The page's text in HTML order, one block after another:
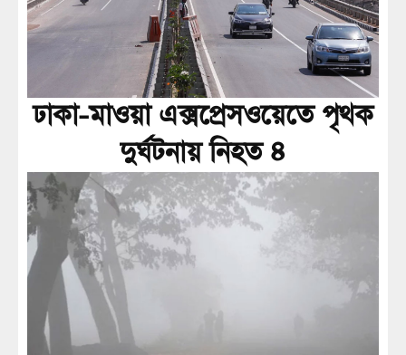
ঢাকা-মাওয়া এক্সপ্রেসওয়েতে পৃথক
দুর্ঘটনায় নিহত ৪